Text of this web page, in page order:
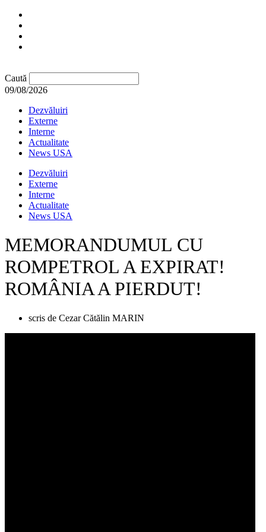
Caută
09/08/2026
Dezvăluiri
Externe
Interne
Actualitate
News USA
Dezvăluiri
Externe
Interne
Actualitate
News USA
MEMORANDUMUL CU
ROMPETROL A EXPIRAT!
ROMÂNIA A PIERDUT!
scris de Cezar Cătălin MARIN